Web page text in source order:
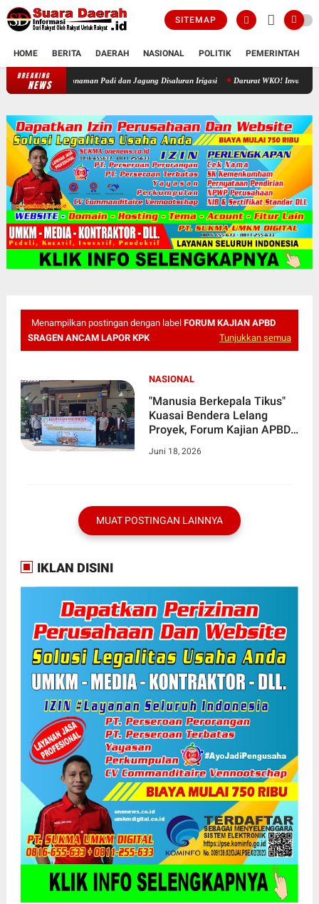
SITEMAP
HOME BERITA DAERAH NASIONAL POLITIK PEMERINTAH
BREAKING
NEWS Akhir Sengketa Air Jono-Gawan, Petani Rela Babat Tanaman Padi
Menampilkan postingan dengan label FORUM KAJIAN APBD
SRAGEN ANCAM LAPOR KPK
Tunjukkan semua
NASIONAL
"Manusia Berkepala Tikus"
Kuasai Bendera Lelang
Proyek, Forum Kajian APBD
Juni 18, 2026
MUAT POSTINGAN LAINNYA
IKLAN DISINI